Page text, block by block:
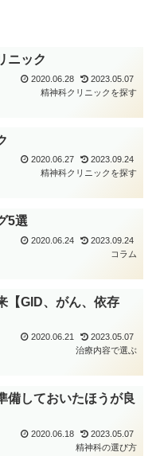
ニック
2020.06.28
2023.05.07
精神科クリニックを探す
2020.06.27
2023.09.24
精神科クリニックを探す
5選
2020.06.24
2023.09.24
コラム
【GID、がん、依存
2020.06.21
2023.05.07
治療内容で選ぶ
備しておいたほうが良
2020.06.18
2023.05.07
精神科の選び方